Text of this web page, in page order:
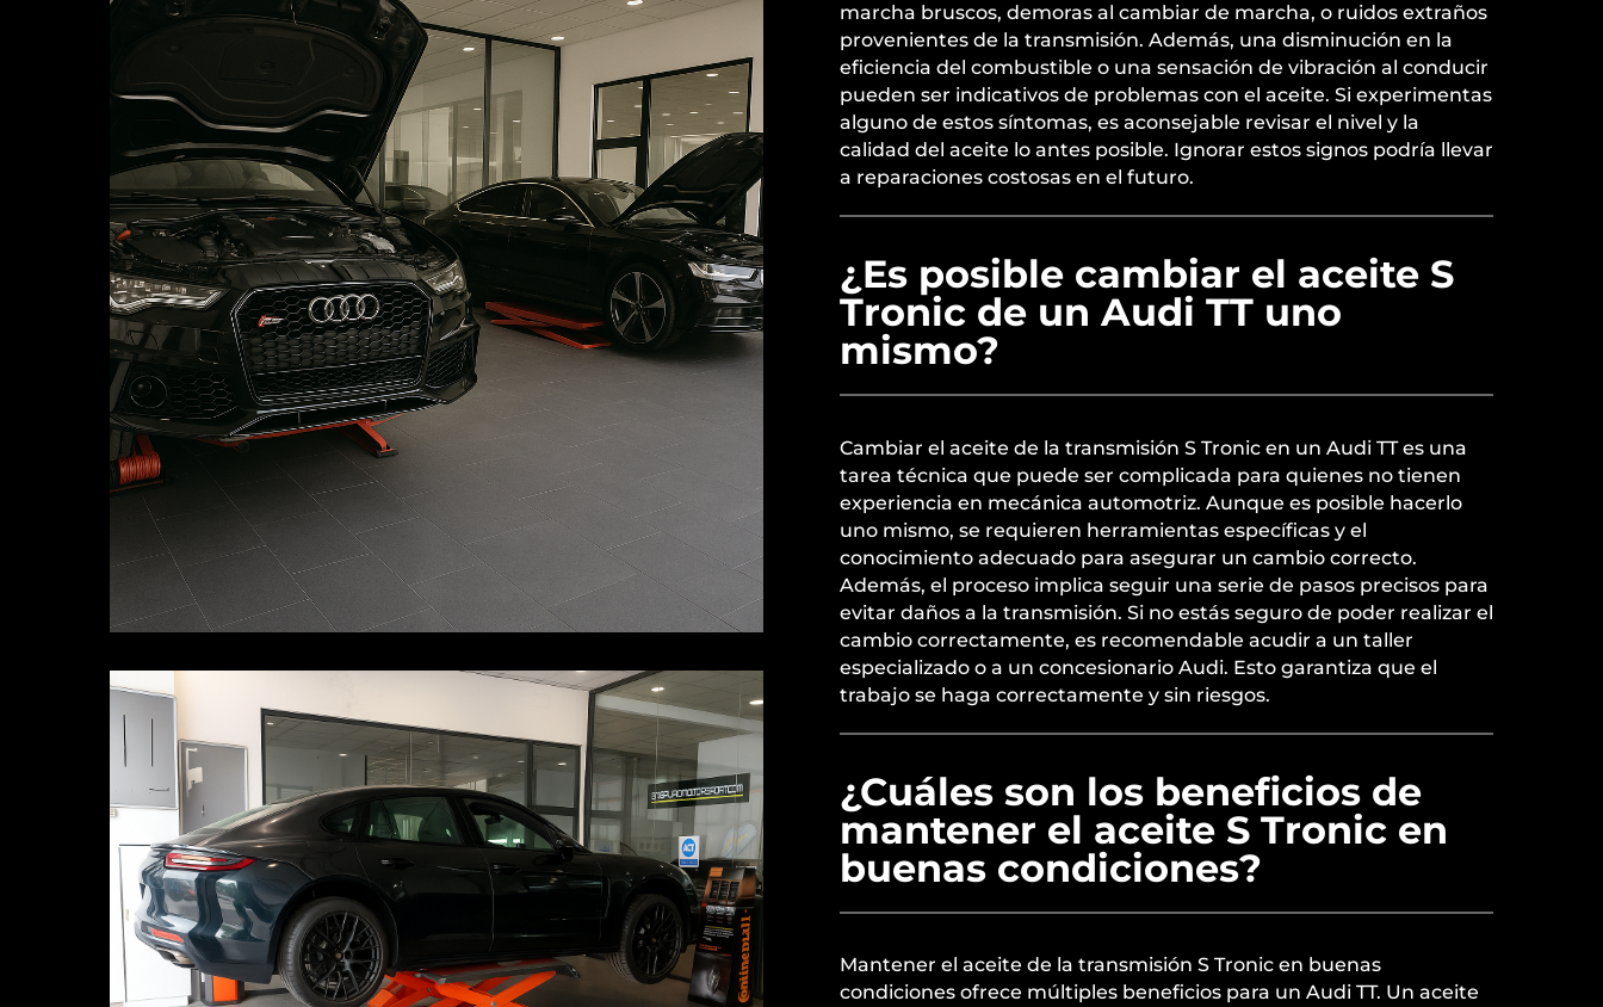
marcha bruscos, demoras al cambiar de marcha, o ruidos extraños
provenientes de la transmisión. Además, una disminución en la
eficiencia del combustible o una sensación de vibración al conducir
pueden ser indicativos de problemas con el aceite. Si experimentas
alguno de estos síntomas, es aconsejable revisar el nivel y la
calidad del aceite lo antes posible. Ignorar estos signos podría llevar
a reparaciones costosas en el futuro.
¿Es posible cambiar el aceite S
Tronic de un Audi TT uno
mismo?
Cambiar el aceite de la transmisión S Tronic en un Audi TT es una
tarea técnica que puede ser complicada para quienes no tienen
experiencia en mecánica automotriz. Aunque es posible hacerlo
uno mismo, se requieren herramientas específicas y el
conocimiento adecuado para asegurar un cambio correcto.
Además, el proceso implica seguir una serie de pasos precisos para
evitar daños a la transmisión. Si no estás seguro de poder realizar el
cambio correctamente, es recomendable acudir a un taller
especializado o a un concesionario Audi. Esto garantiza que el
trabajo se haga correctamente y sin riesgos.
¿Cuáles son los beneficios de
mantener el aceite S Tronic en
buenas condiciones?
Mantener el aceite de la transmisión S Tronic en buenas
condiciones ofrece múltiples beneficios para un Audi TT. Un aceite